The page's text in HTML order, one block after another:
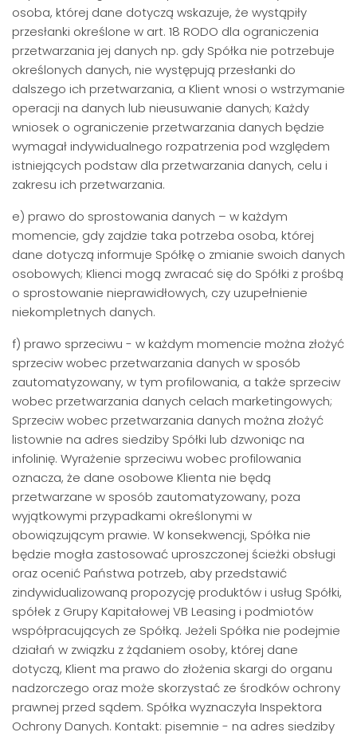
osoba, której dane dotyczą wskazuje, że wystąpiły
przesłanki określone w art. 18 RODO dla ograniczenia
przetwarzania jej danych np. gdy Spółka nie potrzebuje
określonych danych, nie występują przesłanki do
dalszego ich przetwarzania, a Klient wnosi o wstrzymanie
operacji na danych lub nieusuwanie danych; Każdy
wniosek o ograniczenie przetwarzania danych będzie
wymagał indywidualnego rozpatrzenia pod względem
istniejących podstaw dla przetwarzania danych, celu i
zakresu ich przetwarzania.
e) prawo do sprostowania danych – w każdym
momencie, gdy zajdzie taka potrzeba osoba, której
dane dotyczą informuje Spółkę o zmianie swoich danych
osobowych; Klienci mogą zwracać się do Spółki z prośbą
o sprostowanie nieprawidłowych, czy uzupełnienie
niekompletnych danych.
f) prawo sprzeciwu - w każdym momencie można złożyć
sprzeciw wobec przetwarzania danych w sposób
zautomatyzowany, w tym profilowania, a także sprzeciw
wobec przetwarzania danych celach marketingowych;
Sprzeciw wobec przetwarzania danych można złożyć
listownie na adres siedziby Spółki lub dzwoniąc na
infolinię. Wyrażenie sprzeciwu wobec profilowania
oznacza, że dane osobowe Klienta nie będą
przetwarzane w sposób zautomatyzowany, poza
wyjątkowymi przypadkami określonymi w
obowiązującym prawie. W konsekwencji, Spółka nie
będzie mogła zastosować uproszczonej ścieżki obsługi
oraz ocenić Państwa potrzeb, aby przedstawić
zindywidualizowaną propozycję produktów i usług Spółki,
spółek z Grupy Kapitałowej VB Leasing i podmiotów
współpracujących ze Spółką. Jeżeli Spółka nie podejmie
działań w związku z żądaniem osoby, której dane
dotyczą, Klient ma prawo do złożenia skargi do organu
nadzorczego oraz może skorzystać ze środków ochrony
prawnej przed sądem. Spółka wyznaczyła Inspektora
Ochrony Danych. Kontakt: pisemnie - na adres siedziby